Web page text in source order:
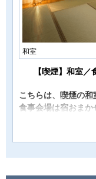
和室
【喫煙】和室
こちらは、 喫煙の和
食事会場は宿おまか
平日 1泊2食＠
※全室オーシャンビ